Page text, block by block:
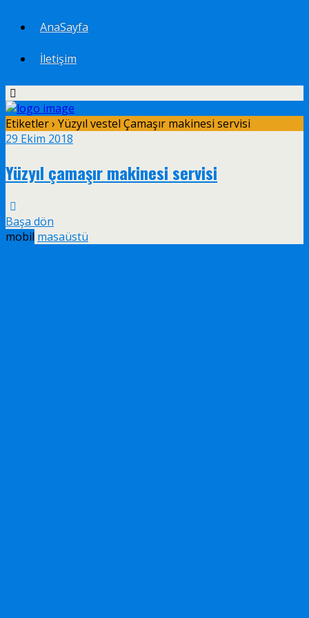
AnaSayfa
İletişim
Etiketler › Yüzyıl vestel Çamaşır makinesi servisi
29 Ekim 2018
Yüzyıl çamaşır makinesi servisi
Başa dön
mobil masaüstü